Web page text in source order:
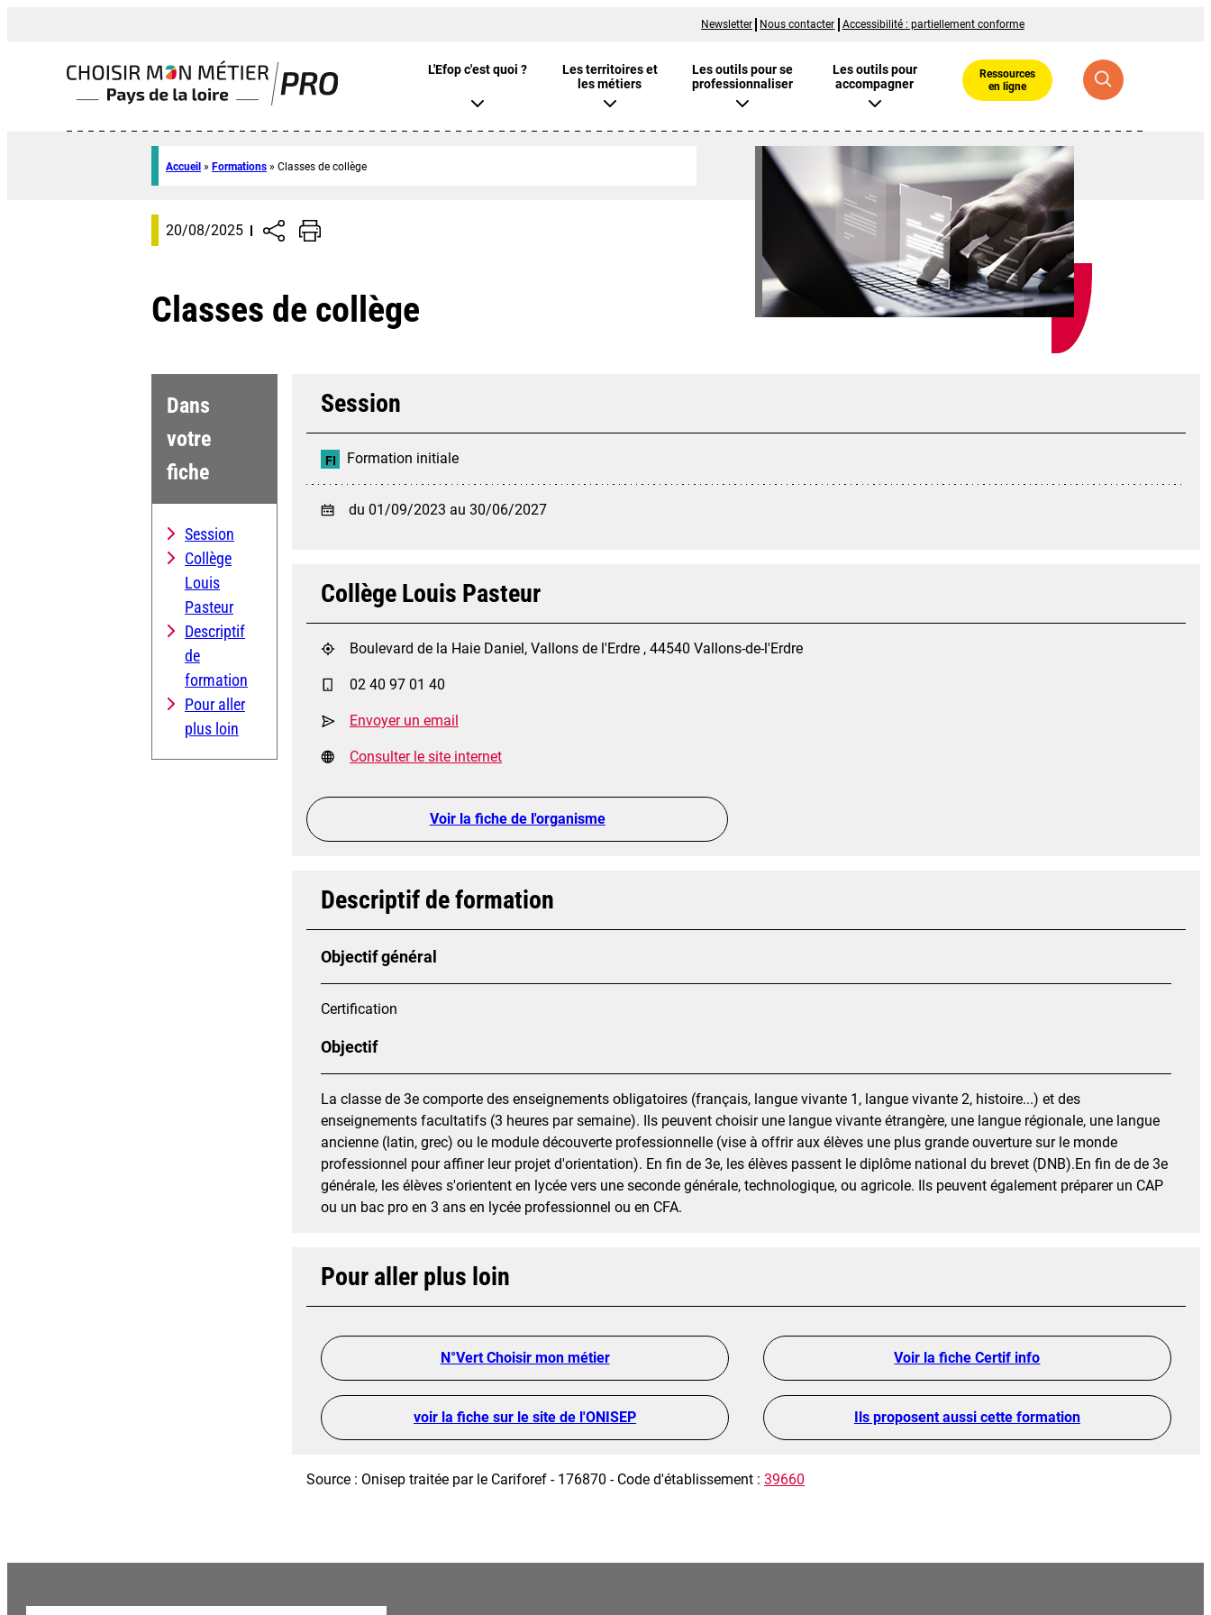
Newsletter Nous contacter Accessibilité : partiellement conforme
L'Efop c'est quoi ?
Les territoires et
les métiers
Les outils pour se
professionnaliser
Les outils pour
accompagner
Ressources
en ligne
Accueil » Formations » Classes de collège
20/08/2025
Classes de collège
Dans
votre
fiche
Session
Collège
Louis
Pasteur
Descriptif
de
formation
Pour aller
plus loin
Session
FI Formation initiale
du 01/09/2023 au 30/06/2027
Collège Louis Pasteur
Boulevard de la Haie Daniel, Vallons de l'Erdre , 44540 Vallons-de-l'Erdre
02 40 97 01 40
Envoyer un email
Consulter le site internet
Voir la fiche de l'organisme
Descriptif de formation
Objectif général
Certification
Objectif
La classe de 3e comporte des enseignements obligatoires (français, langue vivante 1, langue vivante 2, histoire...) et des
enseignements facultatifs (3 heures par semaine). Ils peuvent choisir une langue vivante étrangère, une langue régionale, une langue
ancienne (latin, grec) ou le module découverte professionnelle (vise à offrir aux élèves une plus grande ouverture sur le monde
professionnel pour affiner leur projet d'orientation). En fin de 3e, les élèves passent le diplôme national du brevet (DNB).En fin de de 3e
générale, les élèves s'orientent en lycée vers une seconde générale, technologique, ou agricole. Ils peuvent également préparer un CAP
ou un bac pro en 3 ans en lycée professionnel ou en CFA.
Pour aller plus loin
N°Vert Choisir mon métier Voir la fiche Certif info
voir la fiche sur le site de l'ONISEP Ils proposent aussi cette formation
Source : Onisep traitée par le Cariforef - 176870 - Code d'établissement : 39660